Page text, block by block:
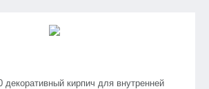
декоративный кирпич для внутренней